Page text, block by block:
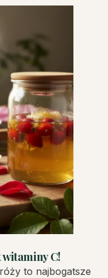
witaminy C!
to najbogatsze